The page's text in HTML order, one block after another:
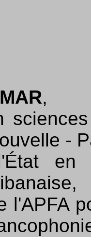
,
-
l'APFA